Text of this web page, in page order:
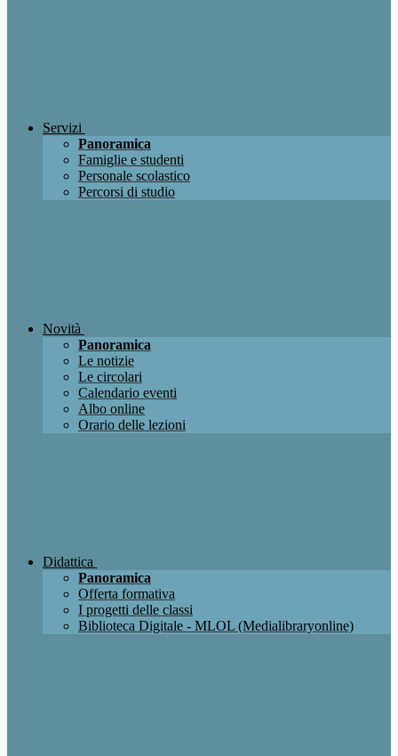
Servizi
Panoramica
Famiglie e studenti
Personale scolastico
Percorsi di studio
Novità
Panoramica
Le notizie
Le circolari
Calendario eventi
Albo online
Orario delle lezioni
Didattica
Panoramica
Offerta formativa
I progetti delle classi
Biblioteca Digitale - MLOL (Medialibraryonline)